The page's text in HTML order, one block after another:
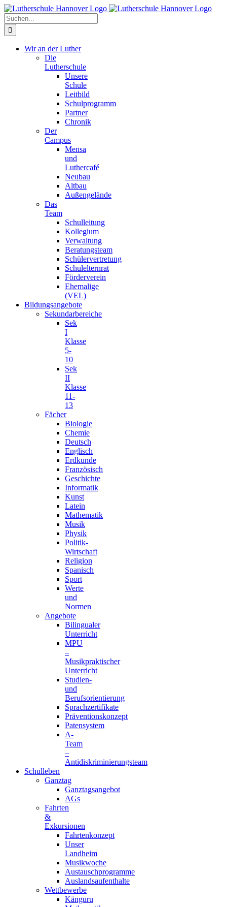
Zum
Inhalt
springen
Facebook
X
Instagram
Pinterest
Suche
nach:
Wir an der Luther
Die
Lutherschule
Unsere
Schule
Leitbild
Schulprogramm
Partner
Chronik
Der
Campus
Mensa
und
Luthercafé
Neubau
Altbau
Außengelände
Das
Team
Schulleitung
Kollegium
Verwaltung
Beratungsteam
Schülervertretung
Schulelternrat
Förderverein
Ehemalige
(VEL)
Bildungsangebote
Sekundarbereiche
Sek
I
Klasse
5-
10
Sek
II
Klasse
11-
13
Fächer
Biologie
Chemie
Deutsch
Englisch
Erdkunde
Französisch
Geschichte
Informatik
Kunst
Latein
Mathematik
Musik
Physik
Politik-
Wirtschaft
Religion
Spanisch
Sport
Werte
und
Normen
Angebote
Bilingualer
Unterricht
MPU
–
Musikpraktischer
Unterricht
Studien-
und
Berufsorientierung
Sprachzertifikate
Präventionskonzept
Patensystem
A-
Team
–
Antidiskriminierungsteam
Schulleben
Ganztag
Ganztagsangebot
AGs
Fahrten
&
Exkursionen
Fahrtenkonzept
Unser
Landheim
Musikwoche
Austauschprogramme
Auslandsaufenthalte
Wettbewerbe
Känguru